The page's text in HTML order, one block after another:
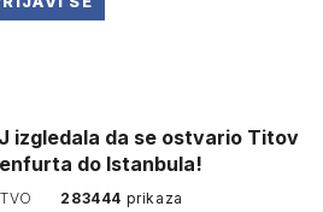
izgledala da se ostvario Titov
do Istanbula!
283444 prikaza